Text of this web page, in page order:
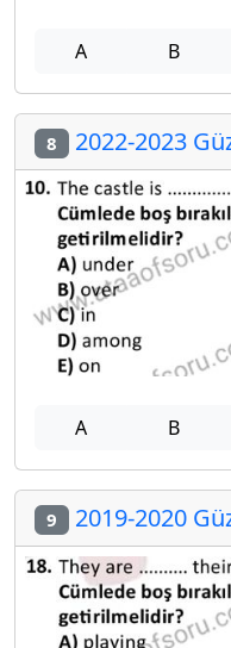
A B
8 2022-2023
A B
9 2019-2020